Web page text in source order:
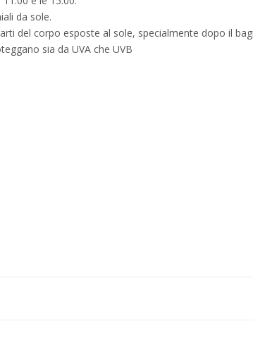
da sole.
del corpo esposte al sole, specialmente dopo il
sia da UVA che UVB